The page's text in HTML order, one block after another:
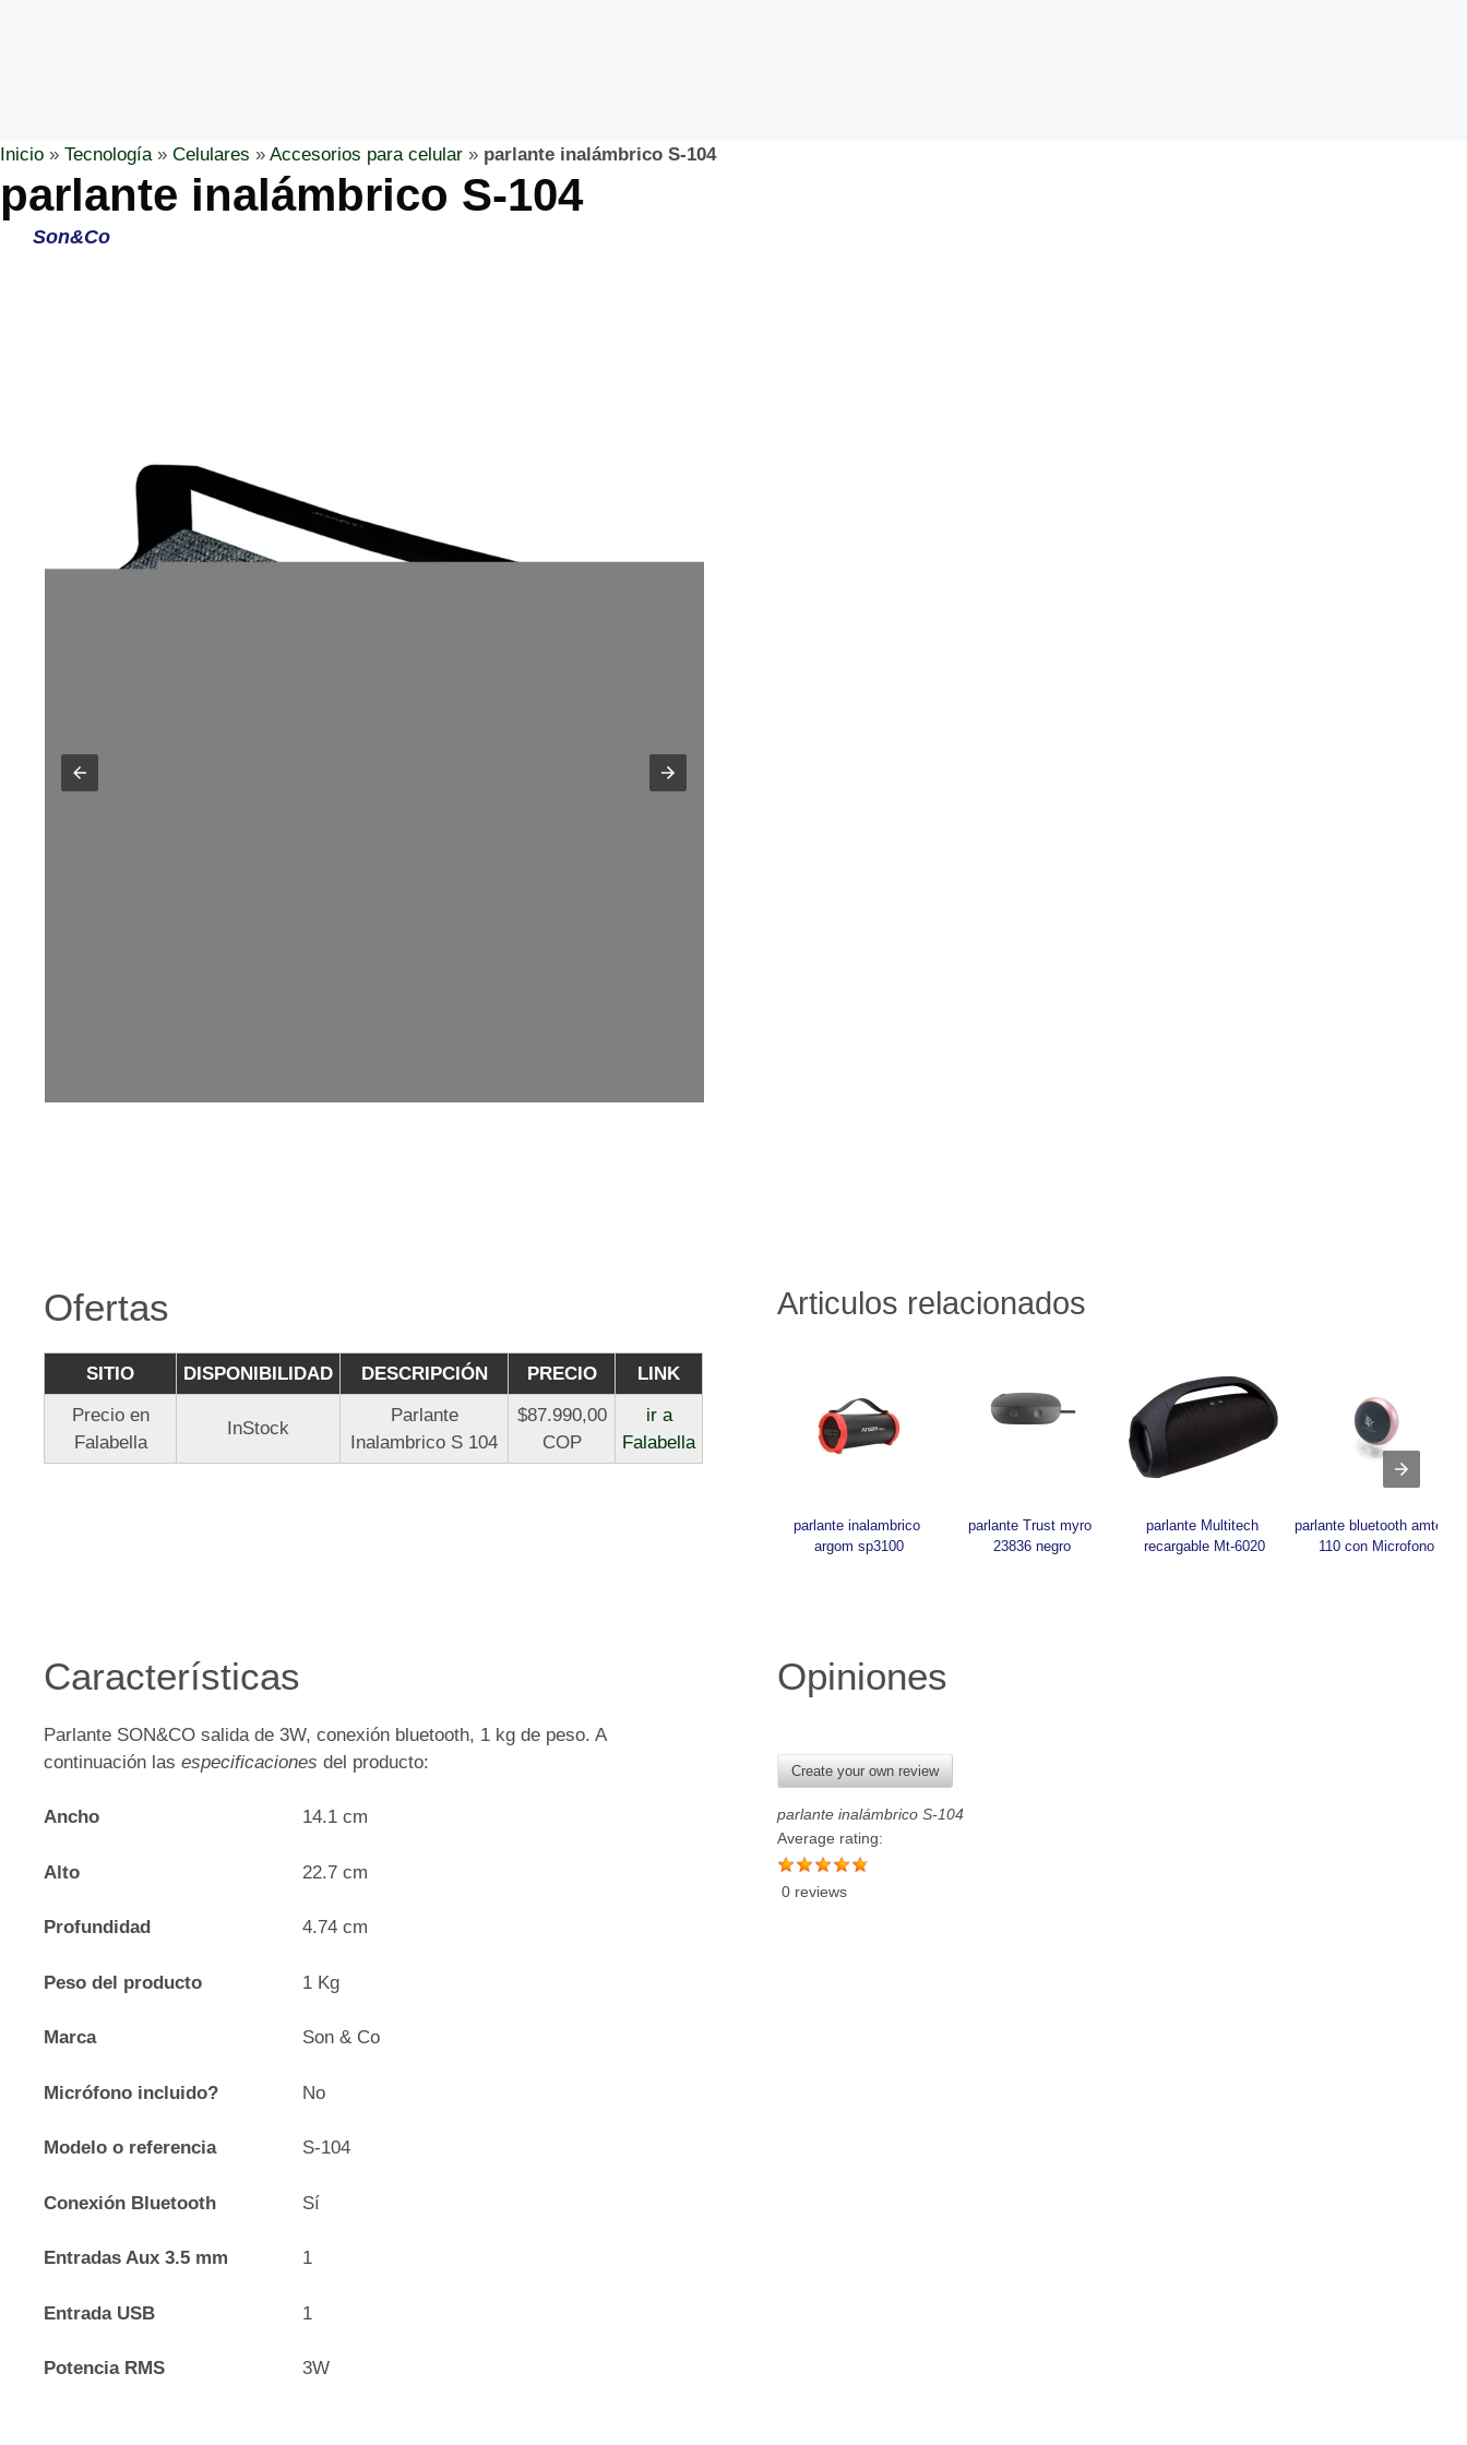
Inicio » Tecnología» Celulares » Accesorios para celular » parlante inalámbrico S-104
parlante inalámbrico S-104
Son&Co
Ofertas
SITIO DISPONIBILIDAD DESCRIPCIÓN PRECIO
LINK
Precio en
Falabella
InStock
Parlante
Inalambrico S 104
$87.990,00
COP
ir a
Falabella
Articulos relacionados
parlante inalambrico
argom sp3100
parlante Trust myro
23836 negro
parlante Multitech
recargable Mt-6020
parlante bluetooth amtech
110 con Microfono
Características
Parlante SON&CO salida de 3W, conexión bluetooth, 1 kg de peso. A
continuación lasespecificaciones del producto:
Ancho 14.1 cm
Alto 22.7 cm
Profundidad 4.74 cm
Peso del producto 1 Kg
Marca Son & Co
Micrófono incluido? No
Modelo o referencia S-104
Conexión Bluetooth Sí
Entradas Aux 3.5 mm 1
Entrada USB 1
Potencia RMS 3W
Opiniones
Create your own review
parlante inalámbrico S-104
Average rating:
0 reviews